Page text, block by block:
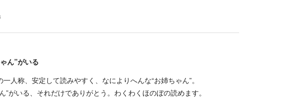
ん”がいる
人称、安定して読みやすく、なによりへんな“お姉ちゃん”。
”がいる、それだけでありがとう。わくわくほのぼの読めます。